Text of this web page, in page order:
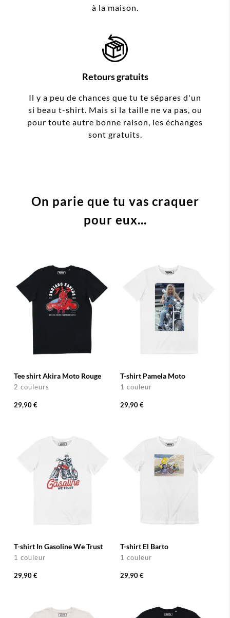
à la maison.
Retours gratuits
Il y a peu de chances que tu te sépares d'un
si beau t-shirt. Mais si la taille ne va pas, ou
pour toute autre bonne raison, les échanges
sont gratuits.
On parie que tu vas craquer
pour eux...
Tee shirt Akira Moto Rouge
2 couleurs
29,90 €
T-shirt Pamela Moto
1 couleur
29,90 €
T-shirt In Gasoline We Trust
1 couleur
29,90 €
T-shirt El Barto
1 couleur
29,90 €